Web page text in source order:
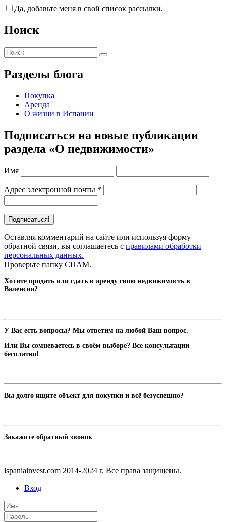
Да, добавьте меня в свой список рассылки.
Поиск
Разделы блога
Покупка
Аренда
О жизни в Испании
Подписаться на новые публикации
раздела «О недвижимости»
Имя
Адрес электронной почты *
Оставляя комментарий на сайте или используя форму
обратной связи, вы соглашаетесь с правилами обработки
персональных данных.
Проверьте папку СПАМ.
Хотите продать или сдать в аренду свою недвижимость в
Валенсии?
У Вас есть вопросы? Мы ответим на любой Ваш вопрос.
Или Вы сомневаетесь в своём выборе? Все консультации
бесплатно!
Вы долго ищите объект для покупки и всё безуспешно?
Закажите обратный звонок
ispaniainvest.com 2014-2024 г. Все права защищены.
Вход